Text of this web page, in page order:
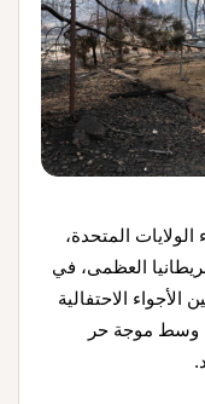
المتحدة،
عن بريطانيا العظمى، في
الاحتفالية
وسط موجة حر